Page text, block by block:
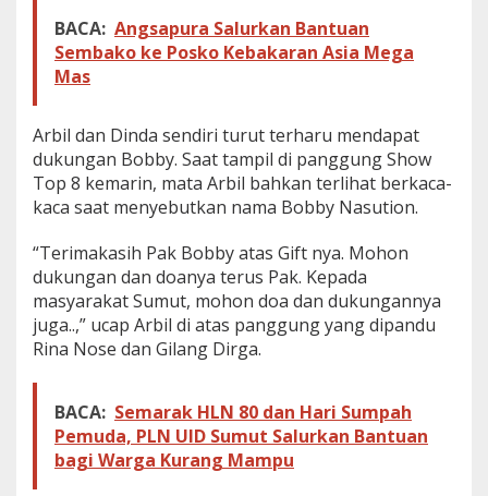
BACA: Angsapura Salurkan Bantuan
Sembako ke Posko Kebakaran Asia Mega
Mas
Arbil dan Dinda sendiri turut terharu mendapat
dukungan Bobby. Saat tampil di panggung Show
Top 8 kemarin, mata Arbil bahkan terlihat berkaca-
kaca saat menyebutkan nama Bobby Nasution.
“Terimakasih Pak Bobby atas Gift nya. Mohon
dukungan dan doanya terus Pak. Kepada
masyarakat Sumut, mohon doa dan dukungannya
juga..,” ucap Arbil di atas panggung yang dipandu
Rina Nose dan Gilang Dirga.
BACA: Semarak HLN 80 dan Hari Sumpah
Pemuda, PLN UID Sumut Salurkan Bantuan
bagi Warga Kurang Mampu